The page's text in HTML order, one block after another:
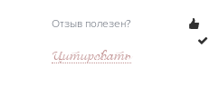
Отзыв полезен?
Цитировать